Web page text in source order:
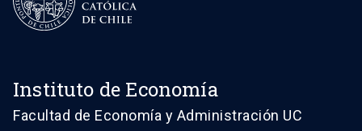
Instituto de Economía
Facultad de Economía y Administración UC